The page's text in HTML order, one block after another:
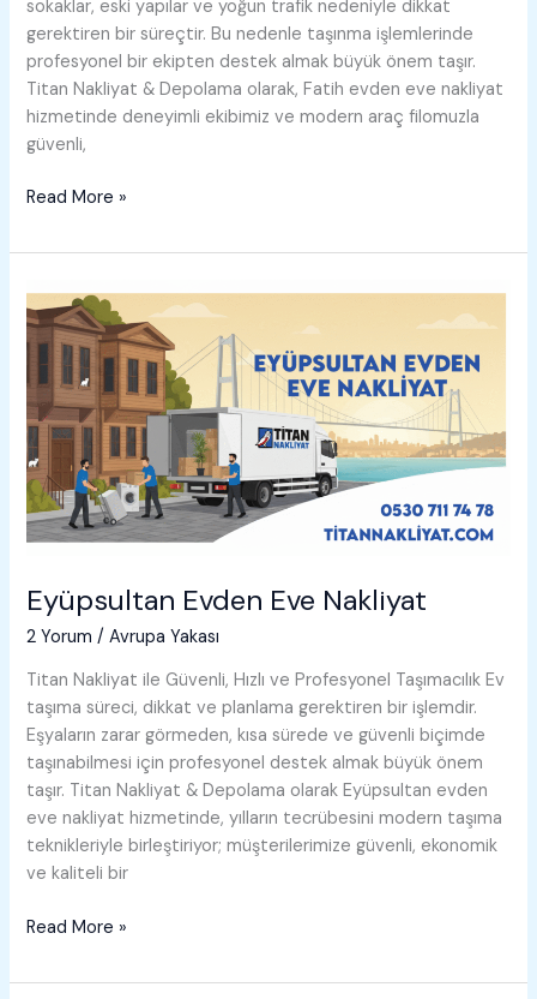
sokaklar, eski yapılar ve yoğun trafik nedeniyle dikkat
gerektiren bir süreçtir. Bu nedenle taşınma işlemlerinde
profesyonel bir ekipten destek almak büyük önem taşır.
Titan Nakliyat & Depolama olarak, Fatih evden eve nakliyat
hizmetinde deneyimli ekibimiz ve modern araç filomuzla
güvenli,
Fatih
Eve
Read More »
Eyüpsultan Evden Eve Nakliyat
2 Yorum /Avrupa Yakası
Titan Nakliyat ile Güvenli, Hızlı ve Profesyonel Taşımacılık Ev
taşıma süreci, dikkat ve planlama gerektiren bir işlemdir.
Eşyaların zarar görmeden, kısa sürede ve güvenli biçimde
taşınabilmesi için profesyonel destek almak büyük önem
taşır. Titan Nakliyat & Depolama olarak Eyüpsultan evden
eve nakliyat hizmetinde, yılların tecrübesini modern taşıma
teknikleriyle birleştiriyor; müşterilerimize güvenli, ekonomik
ve kaliteli bir
Eyüpsultan
Eve
Read More »